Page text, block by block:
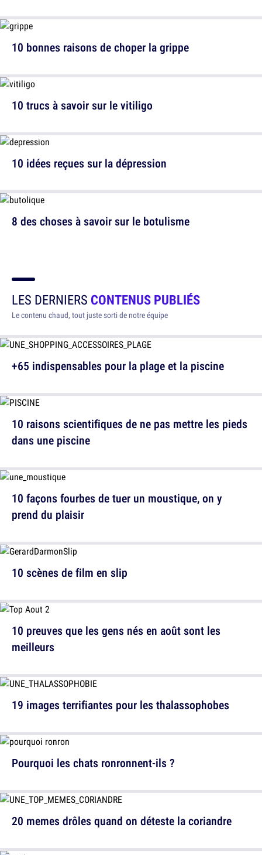
8 des choses à savoir sur le botulisme
10 bonnes raisons de choper la grippe
10 trucs à savoir sur le vitiligo
10 idées reçues sur la dépression
LES DERNIERS CONTENUS PUBLIÉS
Le contenu chaud, tout juste sorti de notre équipe
+65 indispensables pour la plage et la piscine
10 façons fourbes de tuer un moustique, on y
prend du plaisir
10 preuves que les gens nés en août sont les
meilleurs
Pourquoi les chats ronronnent-ils ?
10 raisons scientifiques de ne pas mettre les pieds
dans une piscine
10 scènes de film en slip
19 images terrifiantes pour les thalassophobes
20 memes drôles quand on déteste la coriandre